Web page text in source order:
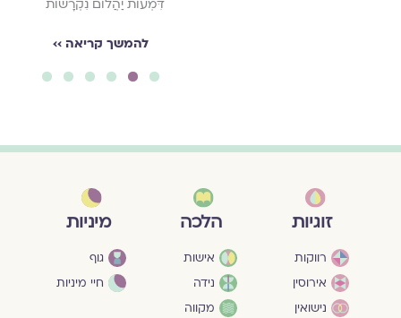
דִּמְעוֹת יַהֲלוֹם נִקְרָשׁוֹת
להמשך קריאה ››
זוגיות
רווקות
אירוסין
נישואין
הלכה
אישות
נידה
מקווה
מיניות
גוף
חיי מיניות